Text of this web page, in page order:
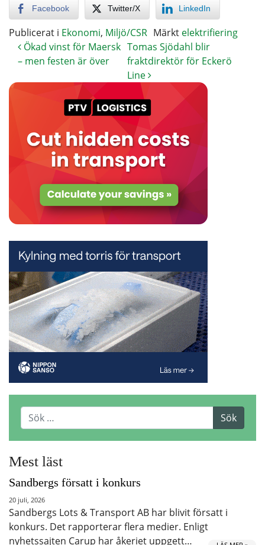
Facebook Twitter/X LinkedIn
Publicerat i Ekonomi, Miljö/CSR Märkt elektrifiering
Ökad vinst för Maersk
– men festen är över
Tomas Sjödahl blir
fraktdirektör för Eckerö
Line
Mest läst
Sandbergs försatt i konkurs
20 juli, 2026
Sandbergs Lots & Transport AB har blivit försatt i
konkurs. Det rapporterar flera medier. Enligt
nyhetssajten Carup har åkeriet uppgett…